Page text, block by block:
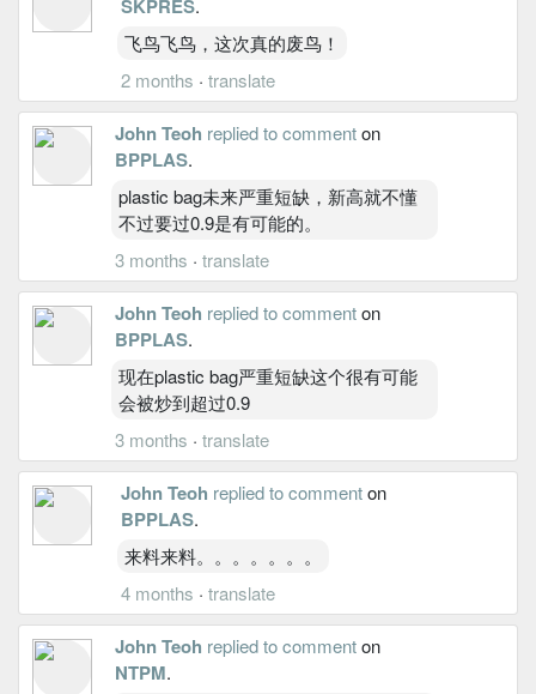
SKPRES
飞鸟飞鸟，这次真的废鸟！
2 months · translate
John Teoh replied to commenton
BPPLAS.
plastic bag未来严重短缺，新高就不懂
不过要过0.9是有可能的。
3 months · translate
John Teoh replied to commenton
BPPLAS.
现在plastic bag严重短缺这个很有可能
会被炒到超过0.9
3 months · translate
John Teoh replied to commenton
BPPLAS.
来料来料。。。。。。。
4 months · translate
John Teoh replied to commenton
NTPM.